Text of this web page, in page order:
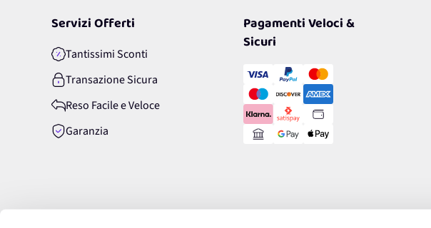
Servizi Offerti
Tantissimi Sconti
Transazione Sicura
Reso Facile e Veloce
Garanzia
Pagamenti Veloci &
Sicuri